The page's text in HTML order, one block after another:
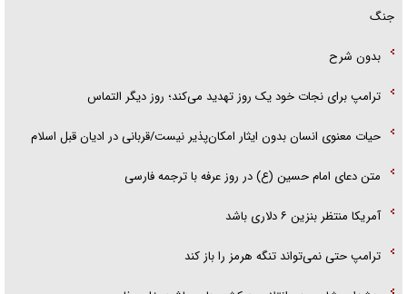
جنگ
بدون شرح
ترامپ برای نجات خود یک روز تهدید می‌کند؛ روز دیگر التماس
حیات معنوی انسان بدون ایثار امکان‌پذیر نیست/قربانی در ادیان قبل اسلام
متن دعای امام حسین (ع) در روز عرفه با ترجمه فارسی
آمریکا منتظر بنزین ۶ دلاری باشد
ترامپ حتی نمی‌تواند تنگه هرمز را باز کند